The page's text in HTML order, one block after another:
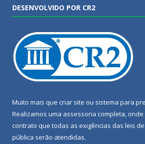
DESENVOLVIDO POR CR2
Muito mais que criar site ou sistema para
Realizamos uma assessoria completa,
contrato que todas as exigências das leis
pública serão atendidas.